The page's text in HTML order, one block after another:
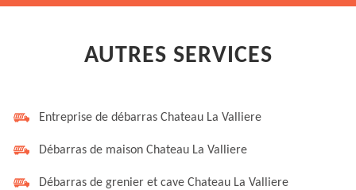
AUTRES SERVICES
Entreprise de débarras Chateau La Valliere
Débarras de maison Chateau La Valliere
Débarras de grenier et cave Chateau La Valliere